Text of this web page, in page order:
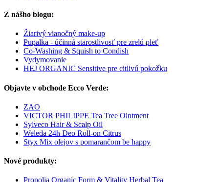
Z nášho blogu:
Žiarivý vianočný make-up
Pupalka - účinná starostlivosť pre zrelú pleť
Co-Washing & Squish to Condish
Vydymovanie
HEJ ORGANIC Sensitive pre citlivú pokožku
Objavte v obchode Ecco Verde:
ZAO
VICTOR PHILIPPE Tea Tree Ointment
Sylveco Hair & Scalp Oil
Weleda 24h Deo Roll-on Citrus
Styx Mix olejov s pomarančom be happy
Nové produkty:
Propolia Organic Form & Vitality Herbal Tea